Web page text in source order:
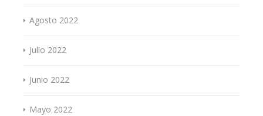
Agosto 2022
Julio 2022
Junio 2022
Mayo 2022